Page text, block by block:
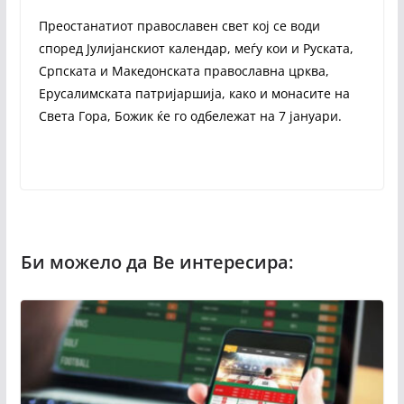
Преостанатиот православен свет кој се води
според Јулијанскиот календар, меѓу кои и Руската,
Српската и Македонската православна црква,
Ерусалимската патријаршија, како и монасите на
Света Гора, Божик ќе го одбележат на 7 јануари.